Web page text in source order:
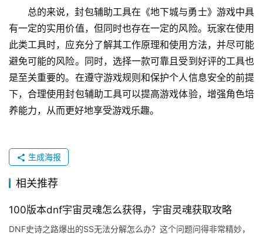
总的来说，封包辅助工具在《地下城与勇士》游戏中具
有一定的实用价值，但同时也存在一定的风险。玩家在使用
此类工具时，应充分了解其工作原理和使用方法，并尽可能
避免可能的风险。同时，选择一款可靠且受到好评的工具也
是至关重要的。在遵守游戏规则和保护个人信息安全的前提
下，合理使用封包辅助工具可以提高游戏体验，增强角色培
养能力，从而更好地享受游戏乐趣。
生成海报
相关推荐
100版本dnf宇宙灵魂怎么获得，宇宙灵魂获取攻略
DNF史诗之路爆出的SS无法分解怎么办？这个问题问得非常精妙，